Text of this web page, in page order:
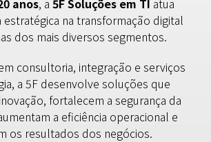
anos, a 5F Soluções em TI atua
estratégica na transformação digital
dos mais diversos segmentos.
consultoria, integração e serviços
a 5F desenvolve soluções que
fortalecem a segurança da
a eficiência operacional e
os resultados dos negócios.